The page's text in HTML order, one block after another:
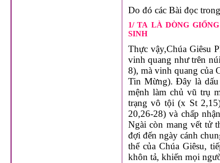
Do đó các Bài đọc
1/ TA LÀ DÒNG
SINH
Thực vậy,Chúa Giêsu
vinh quang như trên
8), mà vinh quang của
Tin Mừng). Đây là dấu
mệnh làm chủ vũ trụ
trạng vô tội (x St
20,26-28) và chấp
Ngài còn mang vết tử
đợi đến ngày cánh
thể của Chúa Giêsu,
khôn tả, khiến mọi